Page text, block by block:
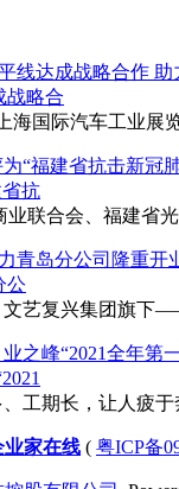
战略合
国际汽车工业展
抗
合会、福建省光
公
艺复兴集团旗下
期长，让人疲于
业家在线 ( 粤ICP备